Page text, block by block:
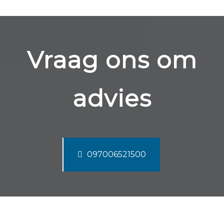
Vraag ons om
advies
097006521500